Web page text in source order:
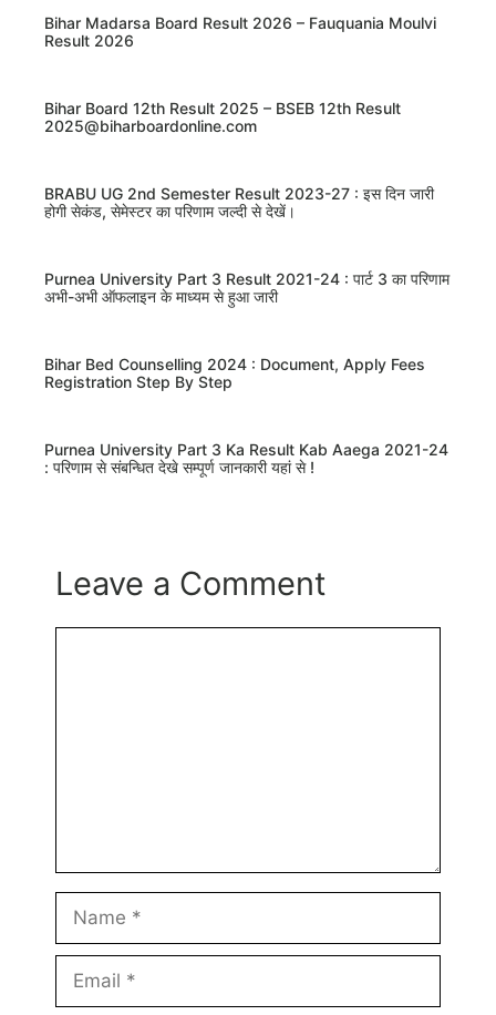
Bihar Madarsa Board Result 2026 – Fauquania Moulvi
Result 2026
Bihar Board 12th Result 2025 – BSEB 12th Result
2025@biharboardonline.com
BRABU UG 2nd Semester Result 2023-27 : इस दिन जारी
होगी सेकंड, सेमेस्टर का परिणाम जल्दी से देखें।
Purnea University Part 3 Result 2021-24 : पार्ट 3 का परिणाम
अभी-अभी ऑफलाइन के माध्यम से हुआ जारी
Bihar Bed Counselling 2024 : Document, Apply Fees
Registration Step By Step
Purnea University Part 3 Ka Result Kab Aaega 2021-24
: परिणाम से संबन्धित देखे सम्पूर्ण जानकारी यहां से !
Leave a Comment
Name
Email